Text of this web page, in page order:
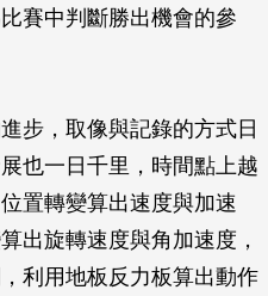
賽中判斷勝出機會的參
步，取像與記錄的方式日
也一日千里，時間點上越
置轉變算出速度與加速
出旋轉速度與角加速度，
利用地板反力板算出動作